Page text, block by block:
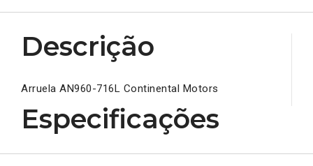
Descrição
Arruela AN960-716L Continental Motors
Especificações